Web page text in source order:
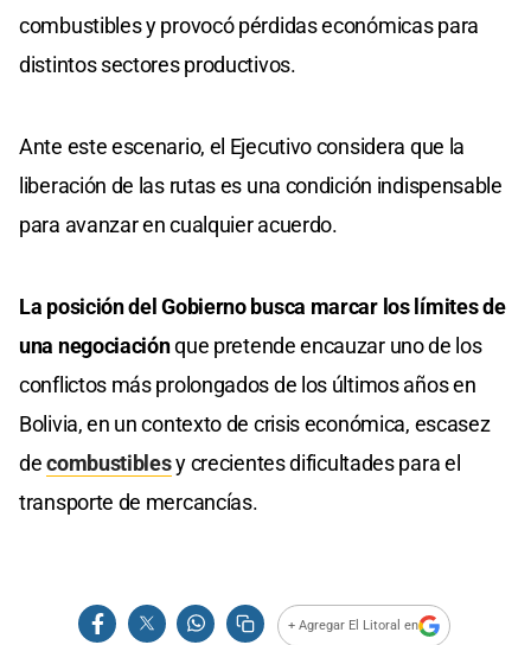
combustibles y provocó pérdidas económicas para
distintos sectores productivos.
Ante este escenario, el Ejecutivo considera que la
liberación de las rutas es una condición indispensable
para avanzar en cualquier acuerdo.
La posición del Gobierno busca marcar los límites de
una negociaciónque pretende encauzar uno de los
conflictos más prolongados de los últimos años en
Bolivia, en un contexto de crisis económica, escasez
decombustiblesy crecientes dificultades para el
transporte de mercancías.
+ Agregar El Litoral en